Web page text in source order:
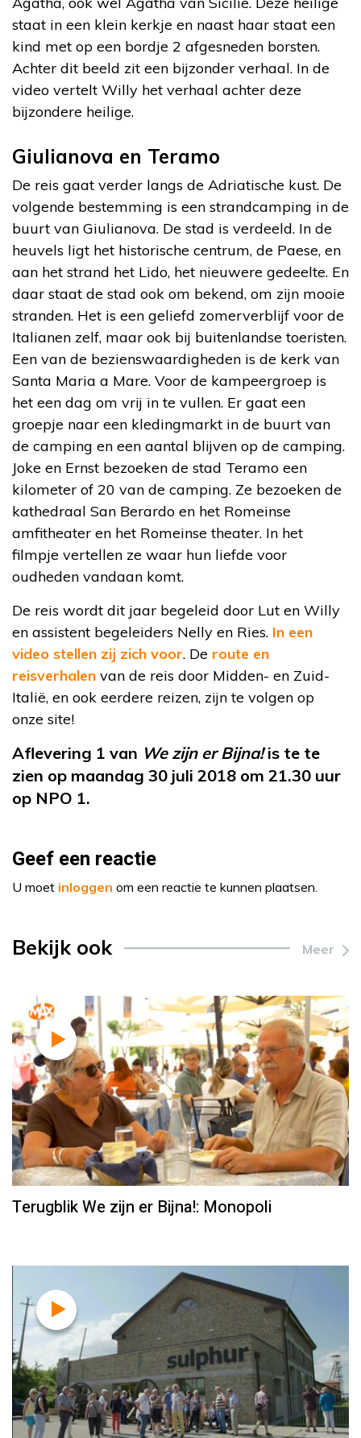
staat in een klein kerkje en naast haar staat een
kind met op een bordje 2 afgesneden borsten.
Achter dit beeld zit een bijzonder verhaal. In de
video vertelt Willy het verhaal achter deze
bijzondere heilige.
Giulianova en Teramo
De reis gaat verder langs de Adriatische kust. De
volgende bestemming is een strandcamping in de
buurt van Giulianova. De stad is verdeeld. In de
heuvels ligt het historische centrum, de Paese, en
aan het strand het Lido, het nieuwere gedeelte. En
daar staat de stad ook om bekend, om zijn mooie
stranden. Het is een geliefd zomerverblijf voor de
Italianen zelf, maar ook bij buitenlandse toeristen.
Een van de bezienswaardigheden is de kerk van
Santa Maria a Mare. Voor de kampeergroep is
het een dag om vrij in te vullen. Er gaat een
groepje naar een kledingmarkt in de buurt van
de camping en een aantal blijven op de camping.
Joke en Ernst bezoeken de stad Teramo een
kilometer of 20 van de camping. Ze bezoeken de
kathedraal San Berardo en het Romeinse
amfitheater en het Romeinse theater. In het
filmpje vertellen ze waar hun liefde voor
oudheden vandaan komt.
De reis wordt dit jaar begeleid door Lut en Willy
en assistent begeleiders Nelly en Ries. In een
video stellen zij zich voor. De route en
reisverhalen van de reis door Midden- en Zuid-
Italië, en ook eerdere reizen, zijn te volgen op
onze site!
Aflevering 1 van We zijn er Bijna!is te te
zien op maandag 30 juli 2018 om 21.30 uur
op NPO 1.
Geef een reactie
U moet inloggen om een reactie te kunnen plaatsen.
Bekijk ook Meer
Terugblik We zijn er Bijna!: Monopoli